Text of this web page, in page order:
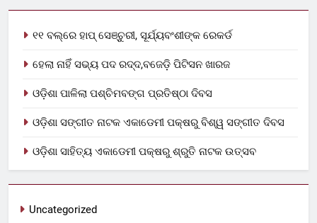
୧୧ ବଲ୍‌ରେ ହାପ୍ ସେଞ୍ଚୁରୀ, ସୂର୍ଯ୍ୟବଂଶୀଙ୍କ ରେକର୍ଡ
ହେଲା ନାହିଁ ସଭ୍ୟ ପଦ ରଦ୍ଦ,ବଜେଡ଼ି ପିଟିସନ ଖାରଜ
ଓଡ଼ିଶା ପାଳିଲା ପଶ୍ଚିମବଙ୍ଗ ପ୍ରତିଷ୍ଠା ଦିବସ
ଓଡ଼ିଶା ସଙ୍ଗୀତ ନାଟକ ଏକାଡେମୀ ପକ୍ଷରୁ ବିଶ୍ୱ ସଙ୍ଗୀତ ଦିବସ
ଓଡ଼ିଶା ସାହିତ୍ୟ ଏକାଡେମୀ ପକ୍ଷରୁ ଶ୍ରୁତି ନାଟକ ଉତ୍ସବ
Uncategorized